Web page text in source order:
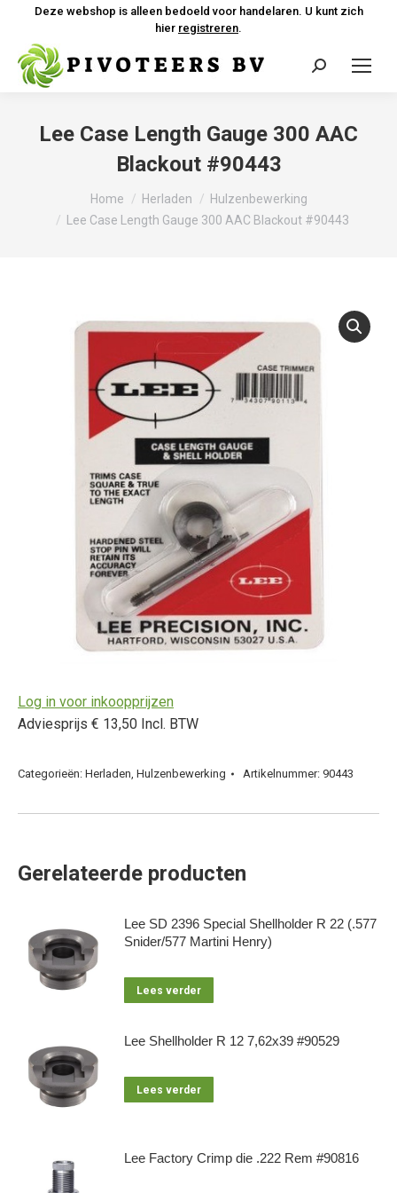
Deze webshop is alleen bedoeld voor handelaren. U kunt zich
hier registreren.
Zoeken:
Lee Case Length Gauge 300 AAC
Blackout #90443
Je bent hier:Home Herladen
Hulzenbewerking
Lee Case Length Gauge 300 AAC Blackout #90443
Log in voor inkoopprijzen
Adviesprijs € 13,50 Incl. BTW
Categorieën: Herladen, Hulzenbewerking Artikelnummer: 90443
Gerelateerde producten
Lee SD 2396 Special Shellholder R 22 (.577
Snider/577 Martini Henry)
Lees verder
Lee Shellholder R 12 7,62x39 #90529
Lees verder
Lee Factory Crimp die .222 Rem #90816